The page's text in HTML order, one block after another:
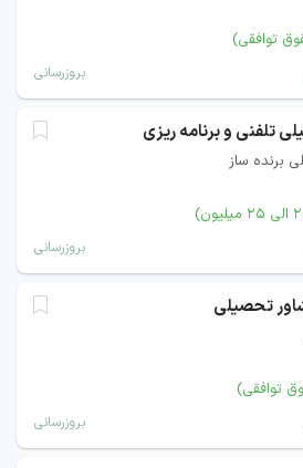
توافقی)
بروزرسانی
تلفنی و برنامه ریزی
برنده ساز
بروزرسانی
تحصیلی
توافقی)
بروزرسانی